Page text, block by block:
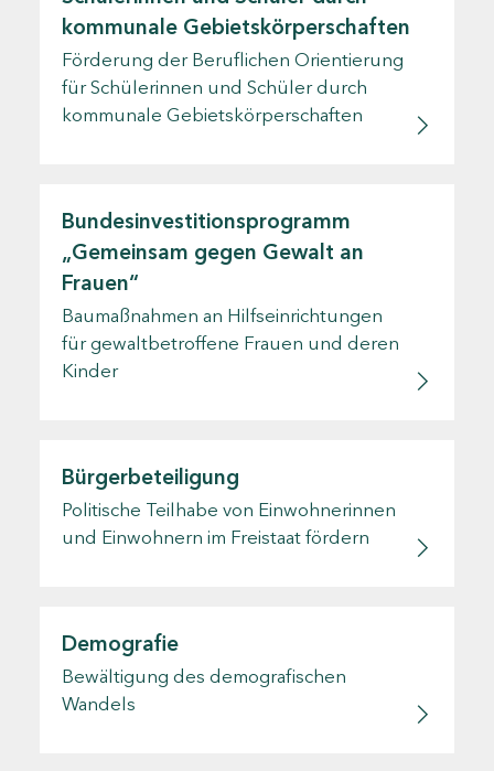
kommunale Gebietskörperschaften
Förderung der Beruflichen Orientierung
für Schülerinnen und Schüler durch
kommunale Gebietskörperschaften
Bundesinvestitionsprogramm
„Gemeinsam gegen Gewalt an
Frauen“
Baumaßnahmen an Hilfseinrichtungen
für gewaltbetroffene Frauen und deren
Kinder
Bürgerbeteiligung
Politische Teilhabe von Einwohnerinnen
und Einwohnern im Freistaat fördern
Demografie
Bewältigung des demografischen
Wandels